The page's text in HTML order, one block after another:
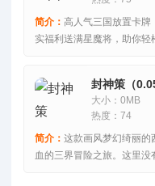
简介： 高人气三国放置卡牌
实福利送满星魔将，助你轻
封神策（
大小：0MB
热度：74
简介： 这款画风梦幻绮丽的
血的三界冒险之旅。这里